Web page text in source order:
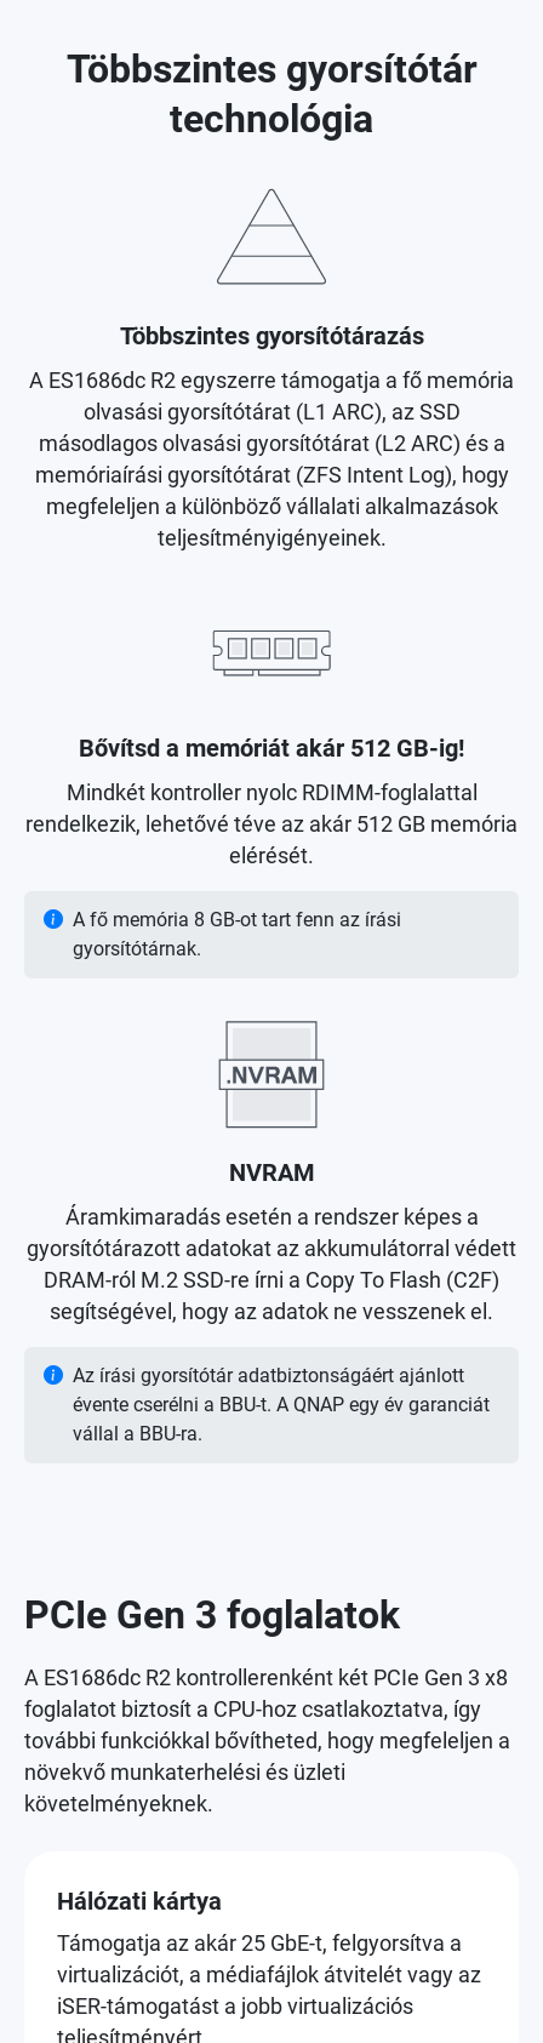
Többszintes gyorsítótár
technológia
Többszintes gyorsítótárazás
A ES1686dc R2 egyszerre támogatja a fő memória
olvasási gyorsítótárat (L1 ARC), az SSD
másodlagos olvasási gyorsítótárat (L2 ARC) és a
memóriaírási gyorsítótárat (ZFS Intent Log), hogy
megfeleljen a különböző vállalati alkalmazások
teljesítményigényeinek.
Bővítsd a memóriát akár 512 GB-ig!
Mindkét kontroller nyolc RDIMM-foglalattal
rendelkezik, lehetővé téve az akár 512 GB memória
elérését.
A fő memória 8 GB-ot tart fenn az írási
gyorsítótárnak.
NVRAM
Áramkimaradás esetén a rendszer képes a
gyorsítótárazott adatokat az akkumulátorral védett
DRAM-ról M.2 SSD-re írni a Copy To Flash (C2F)
segítségével, hogy az adatok ne vesszenek el.
Az írási gyorsítótár adatbiztonságáért ajánlott
évente cserélni a BBU-t. A QNAP egy év garanciát
vállal a BBU-ra.
PCIe Gen 3 foglalatok
A ES1686dc R2 kontrollerenként két PCIe Gen 3 x8
foglalatot biztosít a CPU-hoz csatlakoztatva, így
további funkciókkal bővítheted, hogy megfeleljen a
növekvő munkaterhelési és üzleti
követelményeknek.
Hálózati kártya
Támogatja az akár 25 GbE-t, felgyorsítva a
virtualizációt, a médiafájlok átvitelét vagy az
iSER-támogatást a jobb virtualizációs